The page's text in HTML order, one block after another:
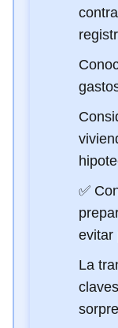
✅
evitar
La